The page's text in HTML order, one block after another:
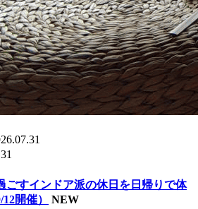
ごすインドア派の休日を日帰りで体
開催）
NEW